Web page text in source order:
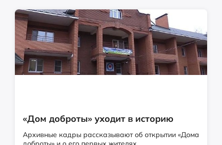
«Дом доброты» уходит в историю
Архивные кадры рассказывают об открытии «Дома